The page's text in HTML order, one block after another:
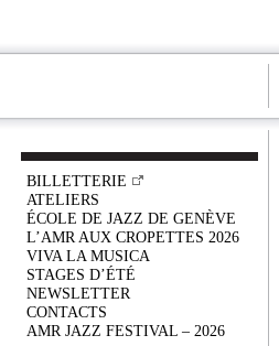
BILLETTERIE
ATELIERS
ÉCOLE DE JAZZ DE GENÈVE
L’AMR AUX CROPETTES 2026
VIVA LA MUSICA
STAGES D’ÉTÉ
NEWSLETTER
CONTACTS
AMR JAZZ FESTIVAL – 2026